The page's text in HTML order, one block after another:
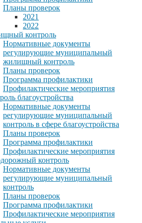
Планы проверок
2021
2022
контроль
Нормативные документы
регулирующие муниципальный
жилищный контроль
Планы проверок
Программа профилактики
Профилактические мероприятия
благоустройства
Нормативные документы
регулирующие муниципальный
контроль в сфере благоустройства
Планы проверок
Программа профилактики
Профилактические мероприятия
контроль
Нормативные документы
регулирующие муниципальный
контроль
Планы проверок
Программа профилактики
Профилактические мероприятия